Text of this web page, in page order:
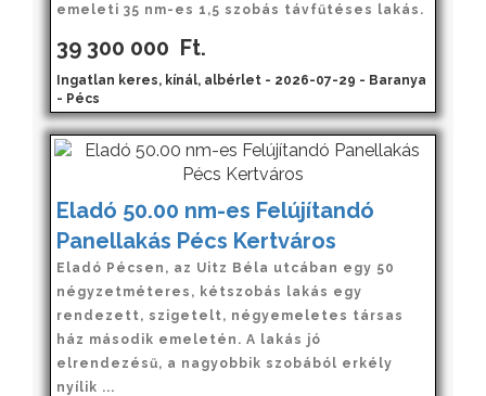
emeleti 35 nm-es 1,5 szobás távfűtéses lakás.
39 300 000 Ft.
Ingatlan keres, kínál, albérlet - 2026-07-29 - Baranya
- Pécs
Eladó 50.00 nm-es Felújítandó
Panellakás Pécs Kertváros
Eladó Pécsen, az Uitz Béla utcában egy 50
négyzetméteres, kétszobás lakás egy
rendezett, szigetelt, négyemeletes társas
ház második emeletén. A lakás jó
elrendezésű, a nagyobbik szobából erkély
nyílik ...